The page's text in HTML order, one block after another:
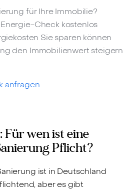
für Ihre Immobilie?
Check kostenlos
Sie sparen können
den Immobilienwert steigern
anfragen
Für wen ist eine
Pflicht?
ist in Deutschland
aber es gibt